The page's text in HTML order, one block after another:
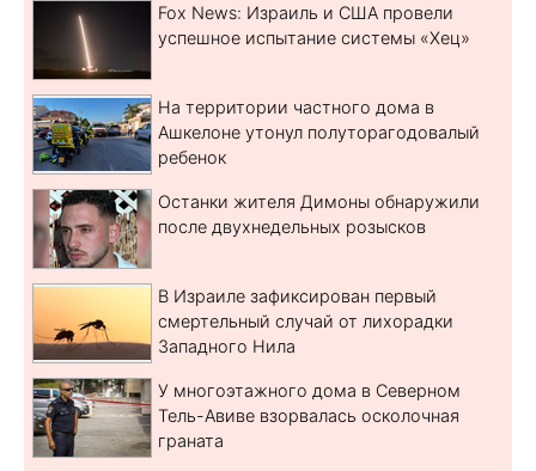
Fox News: Израиль и США провели
успешное испытание системы «Хец»
На территории частного дома в
Ашкелоне утонул полуторагодовалый
ребенок
Останки жителя Димоны обнаружили
после двухнедельных розысков
В Израиле зафиксирован первый
смертельный случай от лихорадки
Западного Нила
У многоэтажного дома в Северном
Тель-Авиве взорвалась осколочная
граната